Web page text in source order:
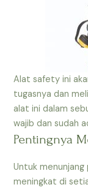
Alat safety ini
tugasnya dan
alat ini dalam
wajib dan sudah
Pentingnya
Untuk
meningkat di